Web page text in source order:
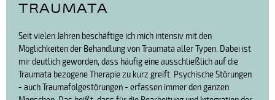
TRAUMATA
Seit vielen Jahren beschäftige ich mich intensiv mit den
Möglichkeiten der Behandlung von Traumata aller Typen. Dabei ist
mir deutlich geworden, dass häufig eine ausschließlich auf die
Traumata bezogene Therapie zu kurz greift. Psychische Störungen
- auch Traumafolgestörungen - erfassen immer den ganzen